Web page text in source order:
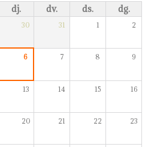
dj. dv. ds. dg.
30 31 1 2
6 7 8 9
13 14 15 16
20 21 22 23